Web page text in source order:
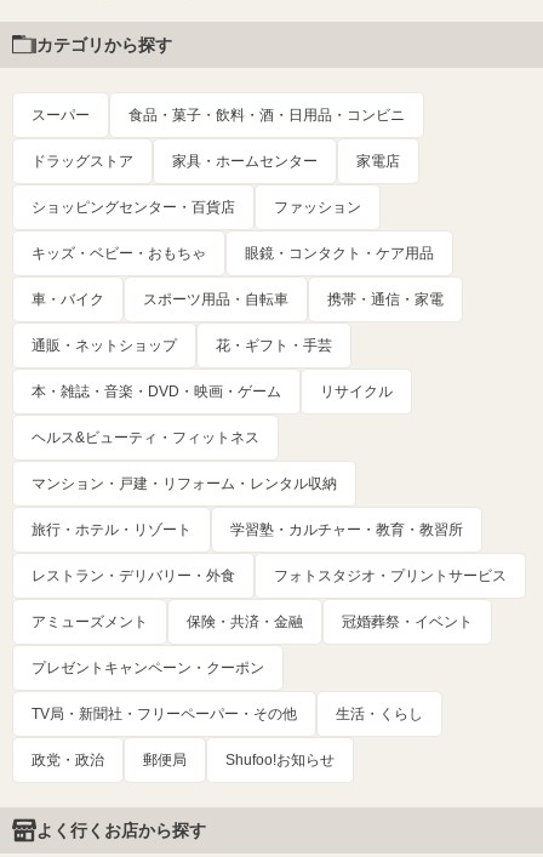
カテゴリから探す
スーパー 食品・菓子・飲料・酒・日用品・コンビニ
ドラッグストア 家具・ホームセンター 家電店
ショッピングセンター・百貨店 ファッション
キッズ・ベビー・おもちゃ 眼鏡・コンタクト・ケア用品
車・バイク スポーツ用品・自転車 携帯・通信・家電
通販・ネットショップ 花・ギフト・手芸
本・雑誌・音楽・DVD・映画・ゲーム リサイクル
ヘルス&ビューティ・フィットネス
マンション・戸建・リフォーム・レンタル収納
旅行・ホテル・リゾート 学習塾・カルチャー・教育・教習所
レストラン・デリバリー・外食 フォトスタジオ・プリントサービス
アミューズメント 保険・共済・金融 冠婚葬祭・イベント
プレゼントキャンペーン・クーポン
TV局・新聞社・フリーペーパー・その他 生活・くらし
政党・政治 郵便局 Shufoo!お知らせ
よく行くお店から探す